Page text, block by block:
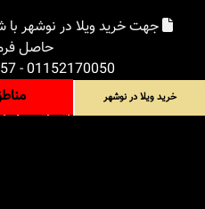
جهت خرید ویلا در نوشهر
حاصل
01152170050
-
املاک ساحل
خرید ویلا در
خرید ویلا در نوشهر